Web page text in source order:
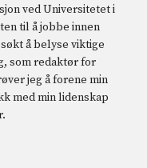
ved Universitetet i
til å jobbe innen
å belyse viktige
som redaktør for
jeg å forene min
med min lidenskap